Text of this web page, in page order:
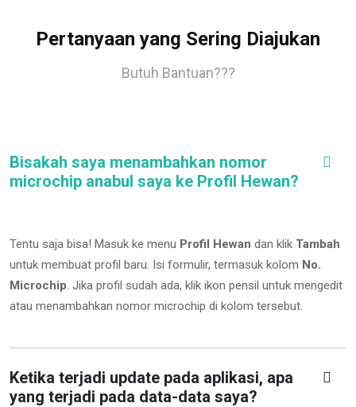
Pertanyaan yang Sering Diajukan
Butuh Bantuan???
Bisakah saya menambahkan nomor
microchip anabul saya ke Profil Hewan?
Tentu saja bisa! Masuk ke menu Profil Hewan dan klik Tambah
untuk membuat profil baru. Isi formulir, termasuk kolom No.
Microchip. Jika profil sudah ada, klik ikon pensil untuk mengedit
atau menambahkan nomor microchip di kolom tersebut.
Ketika terjadi update pada aplikasi, apa
yang terjadi pada data-data saya?